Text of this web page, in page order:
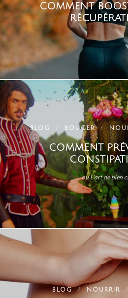
COMMENT
BLOG BOUGER
COMMENT
ou L'art de bien
BLOG NOURRIR